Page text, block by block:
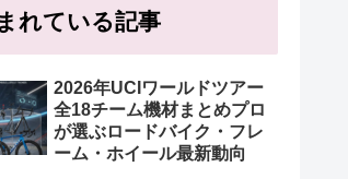
れている記事
2026年UCIワールドツアー
全18チーム機材まとめプロ
が選ぶロードバイク・フレ
ーム・ホイール最新動向